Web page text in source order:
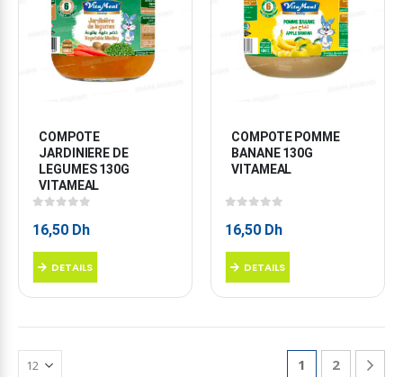
COMPOTE
JARDINIERE DE
LEGUMES 130G
VITAMEAL
16,50 Dh
DETAILS
COMPOTE POMME
BANANE 130G
VITAMEAL
16,50 Dh
DETAILS
1 2